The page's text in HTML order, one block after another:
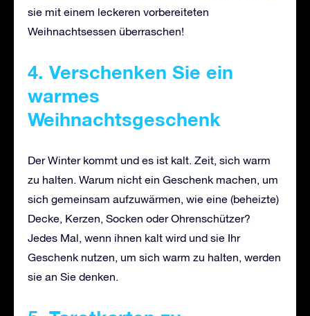
sie mit einem leckeren vorbereiteten
Weihnachtsessen überraschen!
4. Verschenken Sie ein
warmes
Weihnachtsgeschenk
Der Winter kommt und es ist kalt. Zeit, sich warm
zu halten. Warum nicht ein Geschenk machen, um
sich gemeinsam aufzuwärmen, wie eine (beheizte)
Decke, Kerzen, Socken oder Ohrenschützer?
Jedes Mal, wenn ihnen kalt wird und sie Ihr
Geschenk nutzen, um sich warm zu halten, werden
sie an Sie denken.